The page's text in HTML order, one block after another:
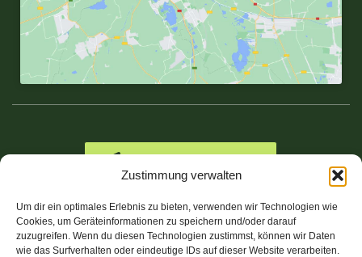
Zustimmung verwalten
Um dir ein optimales Erlebnis zu bieten, verwenden wir Technologien wie
Cookies, um Geräteinformationen zu speichern und/oder darauf
zuzugreifen. Wenn du diesen Technologien zustimmst, können wir Daten
wie das Surfverhalten oder eindeutige IDs auf dieser Website verarbeiten.
ZUR NAVIGATION
Datenschutz Impressum